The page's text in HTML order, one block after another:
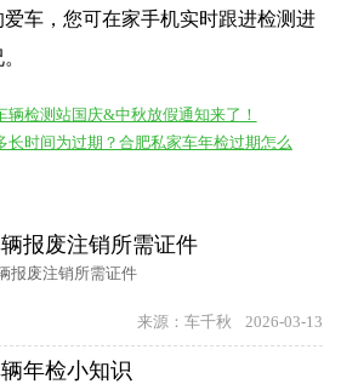
车，您可在家手机实时跟进检测进
辆检测站国庆&中秋放假通知来了！
长时间为过期？合肥私家车年检过期怎么
报废注销所需证件
报废注销所需证件
来源：车千秋 2026-03-13
年检小知识